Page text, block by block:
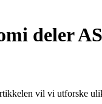
deler AS
vil vi utforske